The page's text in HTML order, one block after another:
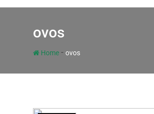
ovos
Home - ovos